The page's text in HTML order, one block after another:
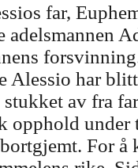
far,
adelsmannen
Alessio har
av fra
opphold under
For å